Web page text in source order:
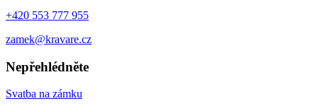
+420 553 777 955
zamek@kravare.cz
Nepřehlédněte
Svatba na zámku